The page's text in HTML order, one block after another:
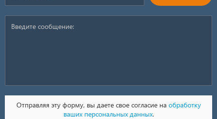
Отправляя эту форму, вы даете свое согласие на обработку
ваших персональных данных.